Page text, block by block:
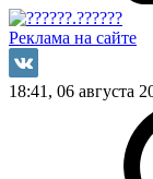
Реклама на сайте
18:41, 06 августа